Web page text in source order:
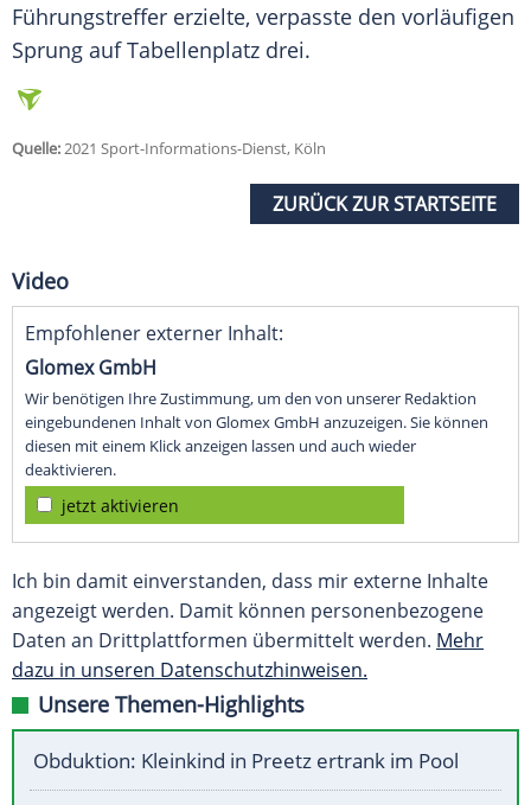
Führungstreffer erzielte, verpasste den vorläufigen
Sprung auf Tabellenplatz drei.
Quelle:2021 Sport-Informations-Dienst, Köln
ZURÜCK ZUR STARTSEITE
Video
Empfohlener externer Inhalt:
Glomex GmbH
Wir benötigen Ihre Zustimmung, um den von unserer Redaktion
eingebundenen Inhalt von Glomex GmbH anzuzeigen. Sie können
diesen mit einem Klick anzeigen lassen und auch wieder
deaktivieren.
jetzt aktivieren
Ich bin damit einverstanden, dass mir externe Inhalte
angezeigt werden. Damit können personenbezogene
Daten an Drittplattformen übermittelt werden. Mehr
dazu in unseren Datenschutzhinweisen.
Unsere Themen-Highlights
Obduktion: Kleinkind in Preetz ertrank im Pool